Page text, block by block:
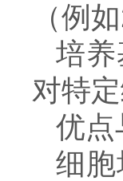
（例
培
对特
优点
细